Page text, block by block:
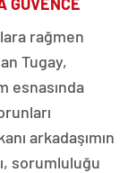
rağmen
Tugay,
esnasında
arkadaşımın
sorumluluğu